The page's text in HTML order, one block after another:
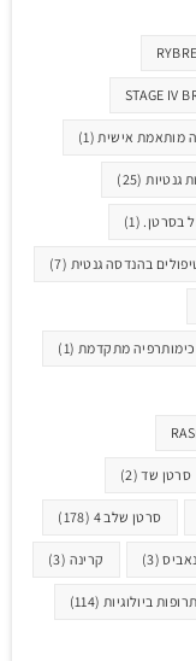
STAGE IV
מותאמת אישית(1)
גנטיות(25)
בסרטן.(1)
בהנדסה גנטית (7)
כימותרפיה מתקדמת (1)
סרטן שד(2)
סרטן שלב 4 (178)
(3) קרינה (3)
תרופות ביולוגיות (114)